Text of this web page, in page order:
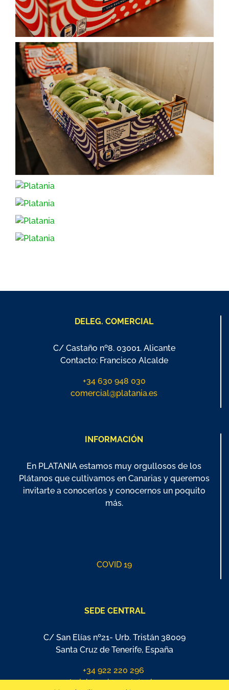
DELEG. COMERCIAL
C/ Castaño nº8. 03001. Alicante
Contacto: Francisco Alcalde
+34 630 948 030
comercial@platania.es
INFORMACIÓN
En PLATANIA estamos muy orgullosos de los
Plátanos que cultivamos en Canarias y queremos
invitarte a conocerlos y conocernos un poquito
más.
COVID 19
SEDE CENTRAL
C/ San Elías nº21- Urb. Tristán 38009
Santa Cruz de Tenerife, España
+34 922 220 296
administracion@platania.es